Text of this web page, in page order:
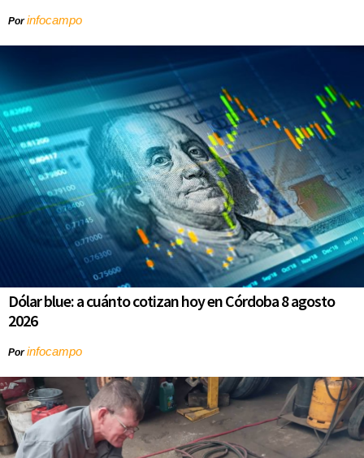
Porinfocampo
Dólar blue: a cuánto cotizan hoy en Córdoba 8 agosto
2026
Porinfocampo